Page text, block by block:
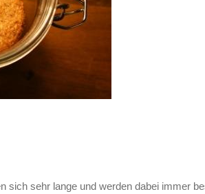
sich sehr lange und werden dabei immer